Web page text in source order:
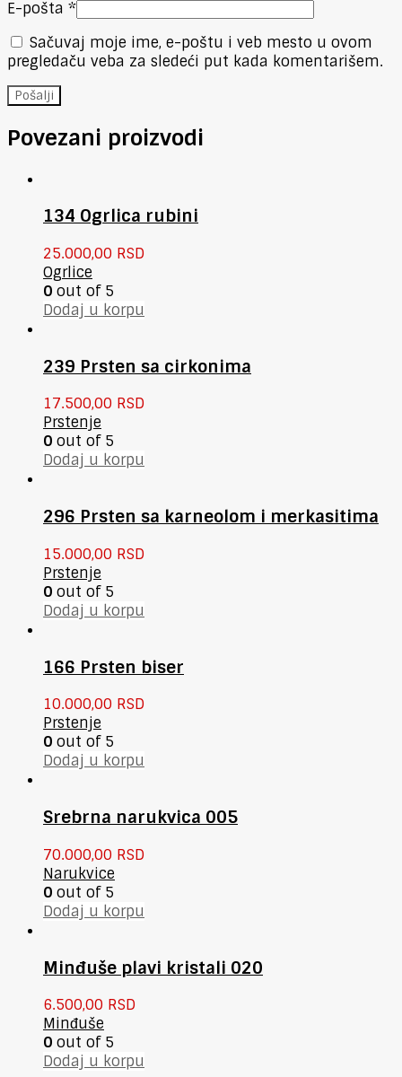
E-pošta *
Sačuvaj moje ime, e-poštu i veb mesto u ovom
pregledaču veba za sledeći put kada komentarišem.
Povezani proizvodi
134 Ogrlica rubini
25.000,00 RSD
Ogrlice
0 out of 5
Dodaj u korpu
239 Prsten sa cirkonima
17.500,00 RSD
Prstenje
0 out of 5
Dodaj u korpu
296 Prsten sa karneolom i merkasitima
15.000,00 RSD
Prstenje
0 out of 5
Dodaj u korpu
166 Prsten biser
10.000,00 RSD
Prstenje
0 out of 5
Dodaj u korpu
Srebrna narukvica 005
70.000,00 RSD
Narukvice
0 out of 5
Dodaj u korpu
Minđuše plavi kristali 020
6.500,00 RSD
Minđuše
0 out of 5
Dodaj u korpu